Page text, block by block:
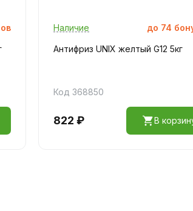
Наличие до 74
Антифриз UNIX желтый G12 5кг
Код 368850
822 ₽ В